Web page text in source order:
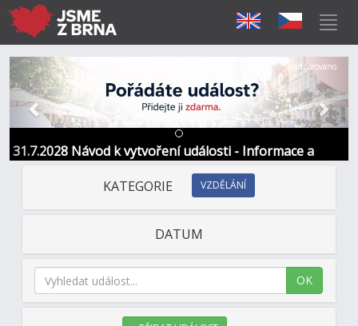
31.7.2028 Návod k vytvoření události - Informace a
kontakt
Předchozí Další
Sponzorováno
KATEGORIE VZDĚLÁNÍ
DATUM
OK